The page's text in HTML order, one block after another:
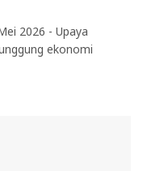
2026 - Upaya
ekonomi